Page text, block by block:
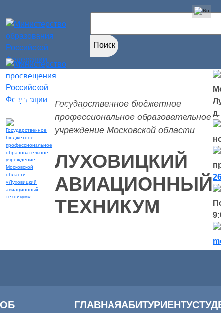
слабовидящих
Государственное бюджетное
профессиональное образовательное
учреждение Московской области
ЛУХОВИЦКИЙ
АВИАЦИОННЫЙ
ТЕХНИКУМ
д.
ОБ
ГЛАВНАЯАБИТУРИЕНТУ